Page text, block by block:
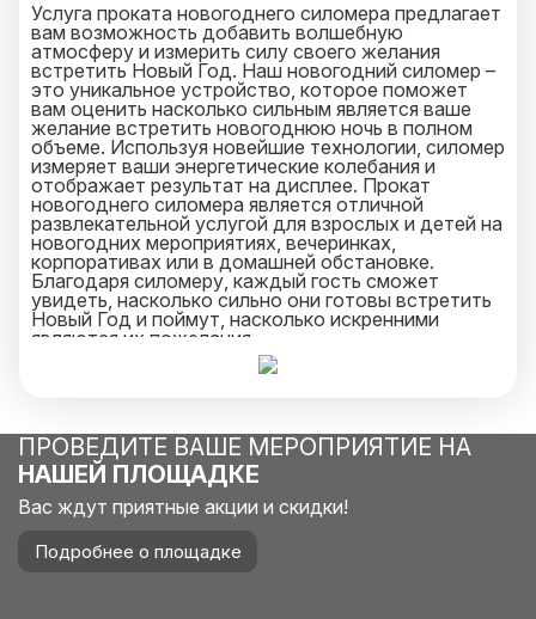
Услуга проката новогоднего силомера предлагает
вам возможность добавить волшебную
атмосферу и измерить силу своего желания
встретить Новый Год. Наш новогодний силомер –
это уникальное устройство, которое поможет
вам оценить насколько сильным является ваше
желание встретить новогоднюю ночь в полном
объеме. Используя новейшие технологии, силомер
измеряет ваши энергетические колебания и
отображает результат на дисплее. Прокат
новогоднего силомера является отличной
развлекательной услугой для взрослых и детей на
новогодних мероприятиях, вечеринках,
корпоративах или в домашней обстановке.
Благодаря силомеру, каждый гость сможет
увидеть, насколько сильно они готовы встретить
Новый Год и поймут, насколько искренними
являются их пожелания.
ПРОВЕДИТЕ ВАШЕ МЕРОПРИЯТИЕ НА
НАШЕЙ ПЛОЩАДКЕ
Вас ждут приятные акции и скидки!
Подробнее о площадке